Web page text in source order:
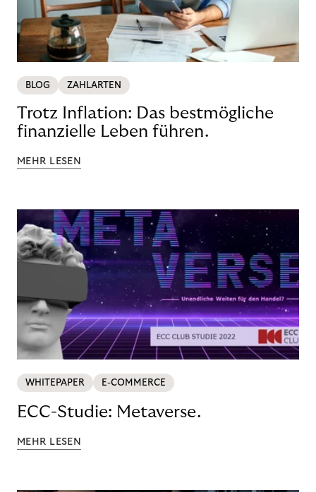
BLOG ZAHLARTEN
Trotz Inflation: Das bestmögliche
finanzielle Leben führen.
MEHR LESEN
WHITEPAPER E-COMMERCE
ECC-Studie: Metaverse.
MEHR LESEN